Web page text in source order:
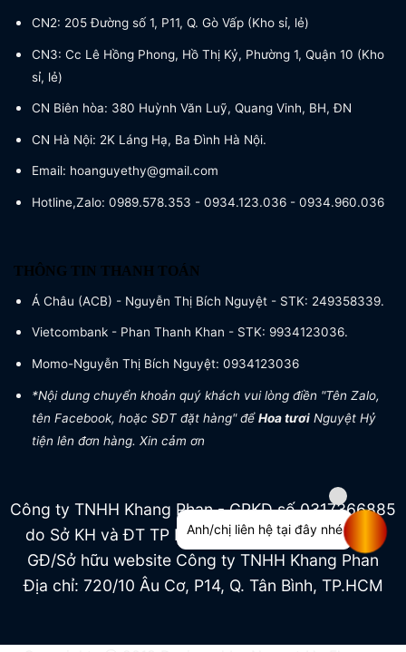
CN2: 205 Đường số 1, P11, Q. Gò Vấp (Kho sỉ, lẻ)
CN3: Cc Lê Hồng Phong, Hồ Thị Kỷ, Phường 1, Quận 10 (Kho
sỉ, lẻ)
CN Biên hòa: 380 Huỳnh Văn Luỹ, Quang Vinh, BH, ĐN
CN Hà Nội: 2K Láng Hạ, Ba Đình Hà Nội.
Email: hoanguyethy@gmail.com
Hotline,Zalo: 0989.578.353 - 0934.123.036 - 0934.960.036
THÔNG TIN THANH TOÁN
Á Châu (ACB) - Nguyễn Thị Bích Nguyệt - STK: 249358339.
Vietcombank - Phan Thanh Khan - STK: 9934123036.
Momo-Nguyễn Thị Bích Nguyệt: 0934123036
*Nội dung chuyển khoản quý khách vui lòng điền "Tên Zalo,
tên Facebook, hoặc SĐT đặt hàng" đểHoa tươi Nguyệt Hỷ
tiện lên đơn hàng. Xin cảm ơn
Công ty TNHH Khang Phan - GPKD số 0317366885
do Sở KH và ĐT TP HCM cấp ngày 04/07/2022
GĐ/Sở hữu website Công ty TNHH Khang Phan
Địa chỉ: 720/10 Âu Cơ, P14, Q. Tân Bình, TP.HCM
Anh/chị liên hệ tại đây nhé